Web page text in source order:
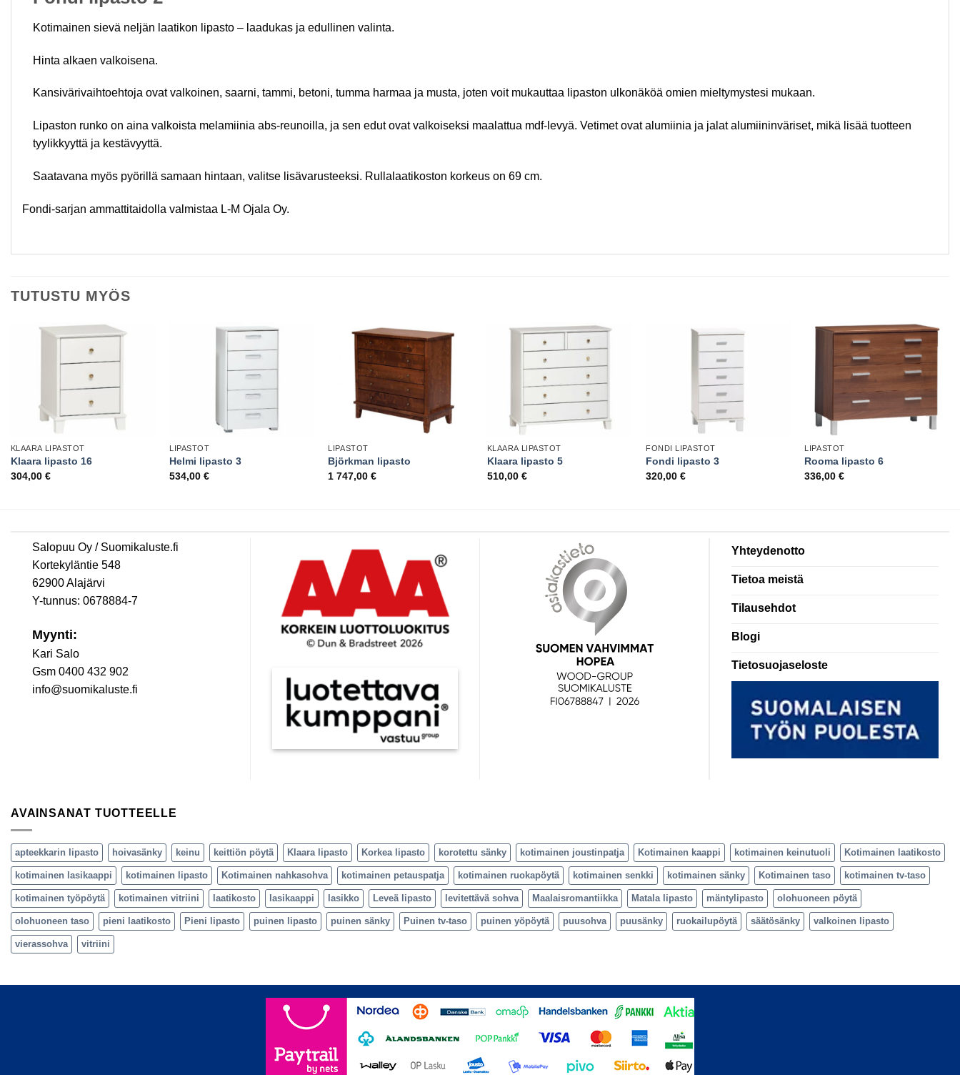
Kotimainen sievä neljän laatikon lipasto – laadukas ja edullinen valinta.
Hinta alkaen valkoisena.
Kansivärivaihtoehtoja ovat valkoinen, saarni, tammi, betoni, tumma harmaa ja musta, joten voit mukauttaa lipaston ulkonäköä omien mieltymystesi mukaan.
Lipaston runko on aina valkoista melamiinia abs-reunoilla, ja sen edut ovat valkoiseksi maalattua mdf-levyä. Vetimet ovat alumiinia ja jalat alumiininväriset, mikä lisää tuotteen
tyylikkyyttä ja kestävyyttä.
Saatavana myös pyörillä samaan hintaan, valitse lisävarusteeksi. Rullalaatikoston korkeus on 69 cm.
Fondi-sarjan ammattitaidolla valmistaa L-M Ojala Oy.
TUTUSTU MYÖS
KLAARA LIPASTOT
Klaara lipasto 16
304,00 €
LIPASTOT
Helmi lipasto 3
534,00€
LIPASTOT
Björkman lipasto
1 747,00€
KLAARA LIPASTOT
Klaara lipasto 5
510,00 €
FONDI LIPASTOT
Fondi lipasto 3
320,00€
LIPASTOT
Rooma lipasto 6
336,00€
Salopuu Oy / Suomikaluste.fi
Kortekyläntie 548
62900 Alajärvi
Y-tunnus: 0678884-7
Myynti:
Kari Salo
Gsm 0400 432 902
info@suomikaluste.fi
Yhteydenotto
Tietoa meistä
Tilausehdot
Blogi
Tietosuojaseloste
AVAINSANAT TUOTTEELLE
apteekkarin lipasto hoivasänky keinu keittiön pöytä Klaara lipasto Korkea lipasto korotettu sänky kotimainen joustinpatja Kotimainen kaappi kotimainen keinutuoli Kotimainen laatikosto
kotimainen lasikaappi kotimainen lipasto Kotimainen nahkasohva kotimainen petauspatja kotimainen ruokapöytä kotimainen senkki kotimainen sänky Kotimainen taso kotimainen tv-taso
kotimainen työpöytä kotimainen vitriini laatikosto lasikaappi lasikko Leveä lipasto levitettävä sohva Maalaisromantiikka Matala lipasto mäntylipasto olohuoneen pöytä
olohuoneen taso pieni laatikosto Pieni lipasto puinen lipasto puinen sänky Puinen tv-taso puinen yöpöytä puusohva puusänky ruokailupöytä säätösänky valkoinen lipasto
vierassohva vitriini